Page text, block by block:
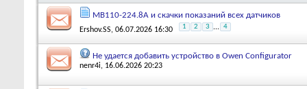
МВ110-224.8А и скачки показаний всех датчиков
Ershov.SS, 06.07.2026 16:30 1 2 3 ... 4
Не удается добавить устройство в Owen Configurator
nenr4i, 16.06.2026 20:23